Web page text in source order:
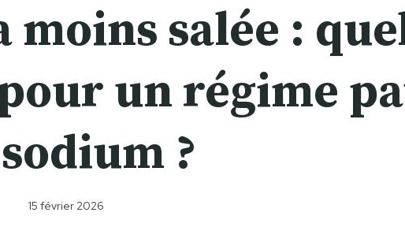
salée :
un régime
?
15 février 2026